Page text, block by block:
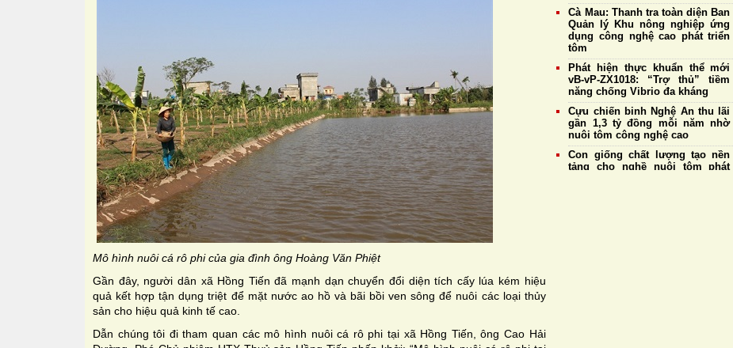
Mô hình nuôi cá rô phi của gia đình ông Hoàng Văn Phiệt
Gần đây, người dân xã Hồng Tiến đã mạnh dạn chuyển đổi diện tích cấy lúa kém hiệu
quả kết hợp tận dụng triệt để mặt nước ao hồ và bãi bồi ven sông để nuôi các loại thủy
sản cho hiệu quả kinh tế cao.
Dẫn chúng tôi đi tham quan các mô hình nuôi cá rô phi tại xã Hồng Tiến, ông Cao Hải
Cà Mau: Thanh tra toàn diện Ban
Quản lý Khu nông nghiệp ứng
dụng công nghệ cao phát triển
tôm
Phát hiện thực khuẩn thể mới
vB-vP-ZX1018: “Trợ thủ” tiềm
năng chống Vibrio đa kháng
Cựu chiến binh Nghệ An thu lãi
gần 1,3 tỷ đồng mỗi năm nhờ
nuôi tôm công nghệ cao
Con giống chất lượng tạo nền
tảng cho nghề nuôi tôm phát